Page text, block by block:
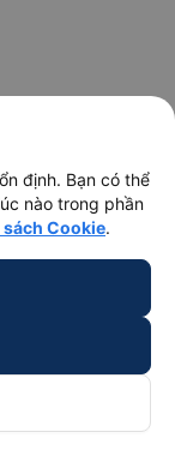
định. Bạn có thể
nào trong phần
Cookie.